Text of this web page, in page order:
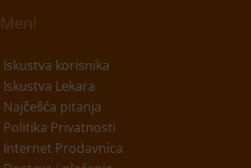
Meni
Iskustva korisnika
Iskustva Lekara
Najčešća pitanja
Politika Privatnosti
Internet Prodavnica